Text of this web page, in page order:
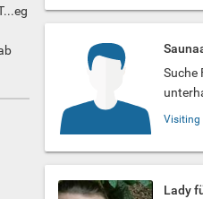
Suche
Visiting
Lady